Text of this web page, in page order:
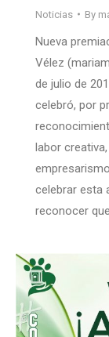
Noticias By
Nueva
Vélez
de julio de
celebró, por
labor
celebrar esta
reconocer